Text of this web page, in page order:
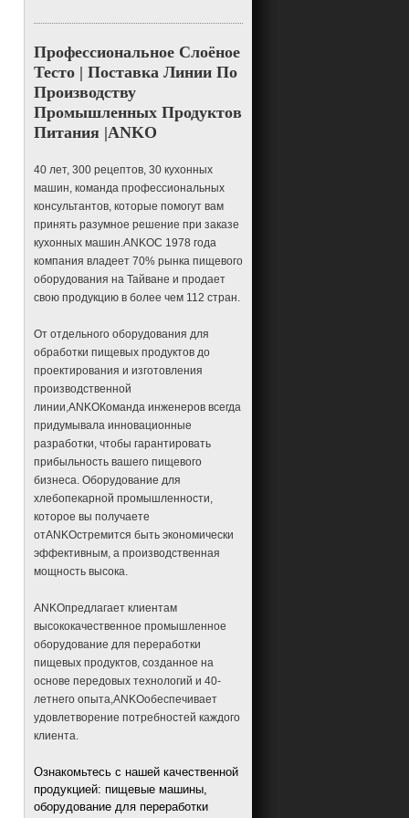
крепМашина и оборудование
для производства рулетов из
черники
крепМашина и оборудование
для приготовления салата из
курицы в роллах
крокетаМашины и
хрустальные клецкиМашины и
оборудование
карри паффМашины и
оборудование
Машина и оборудование для
приготовления димсамов
дим самМашины и
оборудование
рулетМашины и оборудование
Машины и оборудование для
производства яичных рулетов
эмпанадаМашины и
оборудование
сфихаМашины и
оборудование
фарафельМашины и
оборудование
ЗаполненныйхлебМашины и
производства палочек
Машины и оборудование для
производства печенья с
начинкой
и оборудование
Машины и оборудование для
рыбные шарикиМашины и
китайский пряникМашины и
оборудование
Машины и оборудование для
формовки самосы
Машина и оборудование для
приготовления жареных
Профессиональное Слоёное
Тесто | Поставка Линии По
Производству
Промышленных Продуктов
Питания |ANKO
40 лет, 300 рецептов, 30 кухонных
машин, команда профессиональных
консультантов, которые помогут вам
принять разумное решение при заказе
кухонных машин.ANKOС 1978 года
компания владеет 70% рынка пищевого
оборудования на Тайване и продает
свою продукцию в более чем 112 стран.
От отдельного оборудования для
обработки пищевых продуктов до
проектирования и изготовления
производственной
линии,ANKOКоманда инженеров всегда
придумывала инновационные
разработки, чтобы гарантировать
прибыльность вашего пищевого
бизнеса. Оборудование для
хлебопекарной промышленности,
которое вы получаете
отANKOстремится быть экономически
эффективным, а производственная
мощность высока.
ANKOпредлагает клиентам
высококачественное промышленное
оборудование для переработки
пищевых продуктов, созданное на
основе передовых технологий и 40-
летнего опыта,ANKOобеспечивает
удовлетворение потребностей каждого
клиента.
Ознакомьтесь с нашей качественной
продукцией: пищевые машины,
оборудование для переработки